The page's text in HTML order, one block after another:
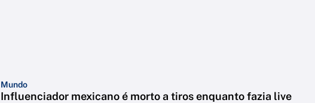
Mundo
Influenciador mexicano é morto a tiros enquanto fazia live